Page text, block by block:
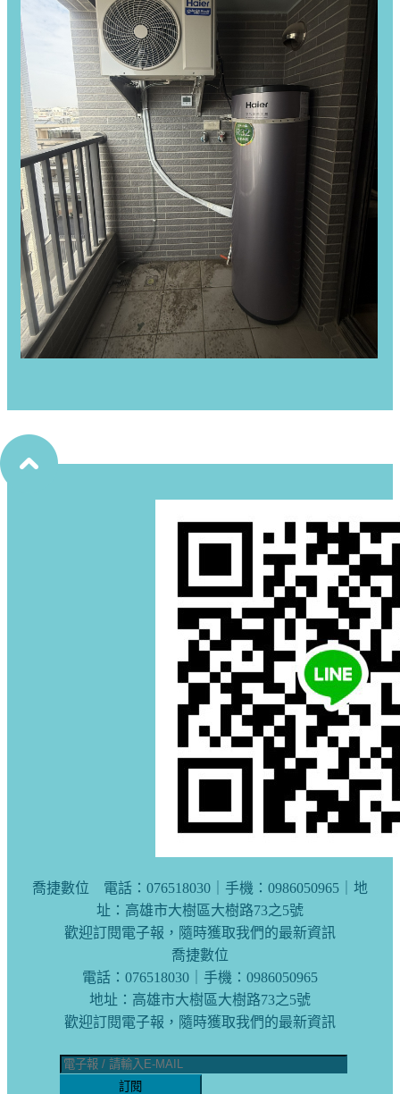
喬捷數位 電話：076518030｜手機：0986050965｜地
址：高雄市大樹區大樹路73之5號
歡迎訂閱電子報，隨時獲取我們的最新資訊
喬捷數位
電話：076518030｜手機：0986050965
地址：高雄市大樹區大樹路73之5號
歡迎訂閱電子報，隨時獲取我們的最新資訊
訂閱